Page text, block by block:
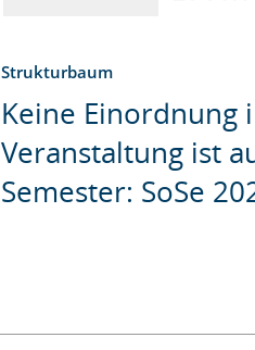
Strukturbaum
Keine Einordnung
Veranstaltung ist
Semester: SoSe